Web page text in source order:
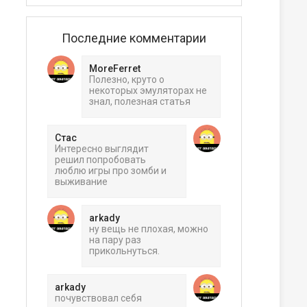
Последние комментарии
MoreFerret
Полезно, круто о
некоторых эмуляторах не
знал, полезная статья
Стас
Интересно выглядит
решил попробовать
люблю игры про зомби и
выживание
arkady
ну вещь не плохая, можно
на пару раз
прикольнуться.
arkady
почувствовал себя